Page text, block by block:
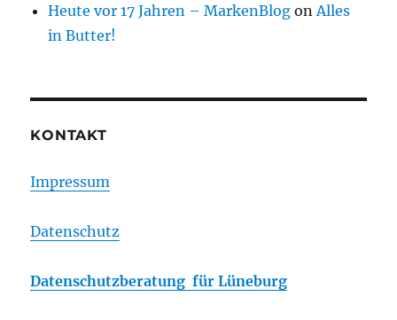
Heute vor 17 Jahren – MarkenBlog onAlles
in Butter!
KONTAKT
Impressum
Datenschutz
Datenschutzberatung für Lüneburg